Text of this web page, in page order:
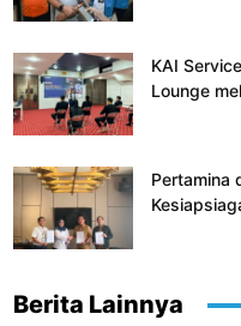
KAI
Lounge
Pertamina
Berita Lainnya